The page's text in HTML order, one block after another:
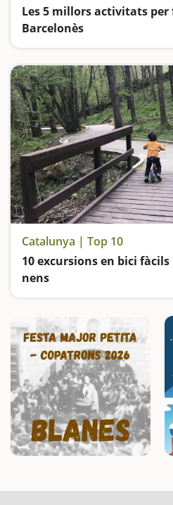
Les 5 millors activitats per
Barcelonès
Catalunya | Top 10
10 excursions en bici
nens